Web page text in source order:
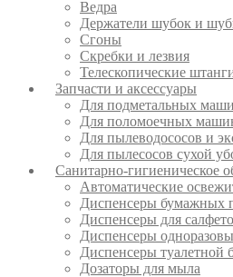
Ведра
Держатели шубок и
Сгоны
Скребки и лезвия
Телескопические
Запчасти и аксессуары
Для подметальных
Для поломоечных
Для пылеводососов и
Для пылесосов сухой
Санитарно-гигиеническое
Автоматические
Диспенсеры бумажных
Диспенсеры для
Диспенсеры
Диспенсеры туалетной
Дозаторы для мыла